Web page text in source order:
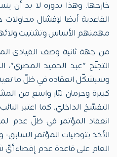
خارجها. وهذا بدوره لا بد أن
القاعدية أيضا لإفشال محاولات
مهمتهم الأساس وتشتيت
من جهة ثانية وصف القيادي
التجنّح "عبد الحميد المصري"،
وسيشكّل انعقاده في ظلّ ما
كبيرة وحرمان تيّار واسع من
التفسّخ الداخليّ. كما اعتبر
انعقاد المؤتمر في ظلّ عدم
الأخذ بتوصيات المؤتمر السابق-
العام على قاعدة عدم إقصاء أيّ